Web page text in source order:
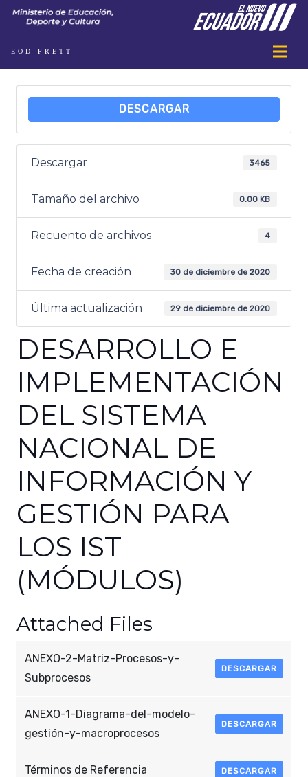
EOD-PRETT
DESCARGAR
Descargar 3465
Tamaño del archivo 0.00 KB
Recuento de archivos 4
Fecha de creación 30 de diciembre de 2020
Última actualización 29 de diciembre de 2020
DESARROLLO E
IMPLEMENTACIÓN
DEL SISTEMA
NACIONAL DE
INFORMACIÓN Y
GESTIÓN PARA
LOS IST
(MÓDULOS)
Attached Files
ANEXO-2-Matriz-Procesos-y-
Subprocesos
DESCARGAR
ANEXO-1-Diagrama-del-modelo-
gestión-y-macroprocesos
DESCARGAR
Términos de Referencia DESCARGAR